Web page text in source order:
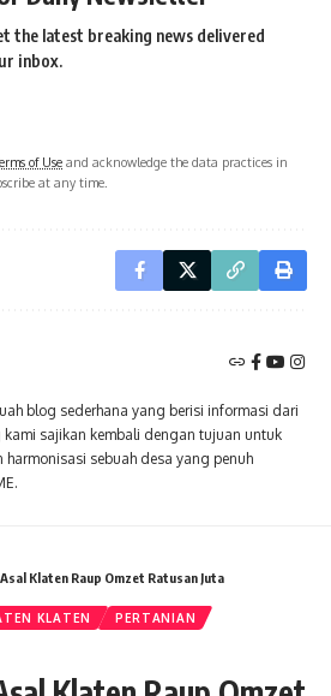
the latest breaking news delivered
inbox.
of Use and acknowledge the data practices in
at any time.
blog sederhana yang berisi informasi dari
sajikan kembali dengan tujuan untuk
sebuah desa yang penuh
Klaten Raup Omzet Ratusan Juta
KLATEN
PERTANIAN